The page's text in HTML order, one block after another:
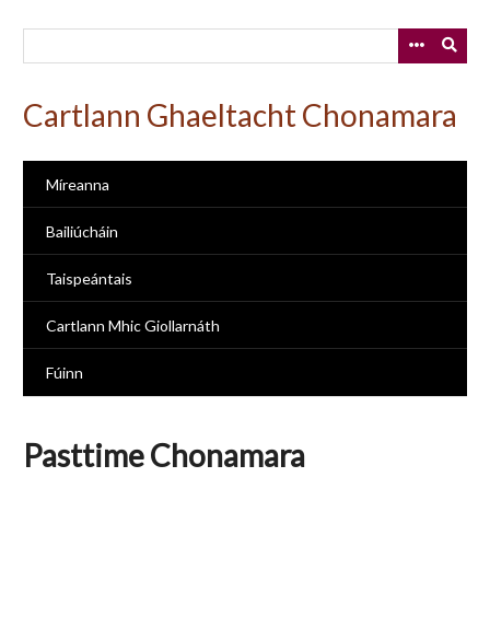
Cartlann Ghaeltacht Chonamara
Míreanna
Bailiúcháin
Taispeántais
Cartlann Mhic Giollarnáth
Fúinn
Pasttime Chonamara